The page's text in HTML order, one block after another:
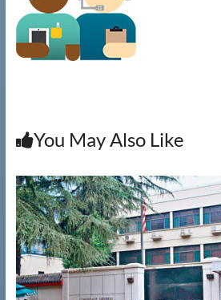
心
專
件
毀|
檔
案
銷
毀|
碎
You May Also Like